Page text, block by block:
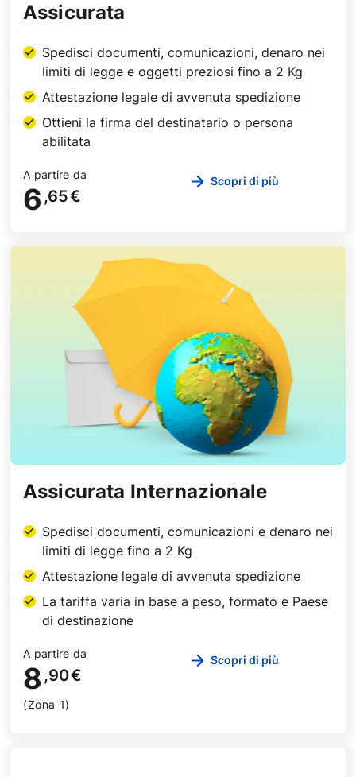
Assicurata
Spedisci documenti, comunicazioni, denaro nei
limiti di legge e oggetti preziosi fino a 2 Kg
Attestazione legale di avvenuta spedizione
Ottieni la firma del destinatario o persona
abilitata
A partire da
6 ,65€
Scopri di più
Assicurata Internazionale
Spedisci documenti, comunicazioni e denaro nei
limiti di legge fino a 2 Kg
Attestazione legale di avvenuta spedizione
La tariffa varia in base a peso, formato e Paese
di destinazione
A partire da
8 ,90€
(Zona 1)
Scopri di più